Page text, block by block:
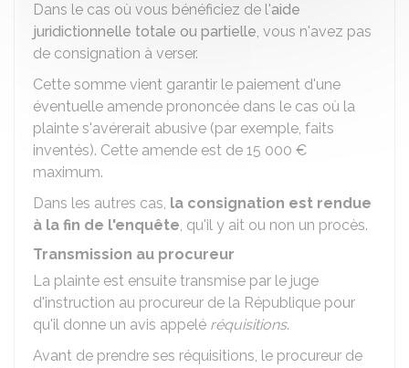
Dans le cas où vous bénéficiez de l'aide
juridictionnelle totale ou partielle, vous n'avez pas
de consignation à verser.
Cette somme vient garantir le paiement d'une
éventuelle amende prononcée dans le cas où la
plainte s'avérerait abusive (par exemple, faits
inventés). Cette amende est de 15 000 €
maximum.
Dans les autres cas, la consignation est rendue
à la fin de l'enquête, qu'il y ait ou non un procès.
Transmission au procureur
La plainte est ensuite transmise par le juge
d'instruction au procureur de la République pour
qu'il donne un avis appelé réquisitions.
Avant de prendre ses réquisitions, le procureur de